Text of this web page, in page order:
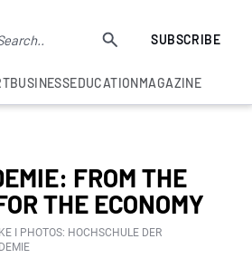
SUBSCRIBE
BUSINESSEDUCATIONMAGAZINE
FROM THE
THE ECONOMY
I PHOTOS: HOCHSCHULE DER